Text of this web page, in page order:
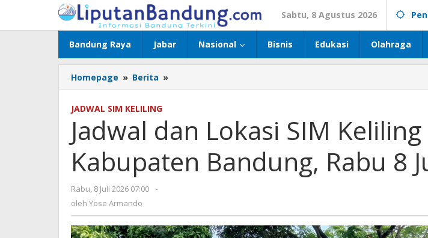
konten
Sabtu, 8 Agustus 2026
Bandung Raya Jabar Nasional Bisnis Edukasi Olahraga
Homepage » Berita »
dan
Keliling
Kabupaten
Bandung,
Rabu
JADWAL SIM KELILING
Jadwal dan Lokasi SIM Keliling
Kabupaten Bandung, Rabu 8
Rabu, 8 Juli 2026 07:00
oleh
-
oleh Yose Armando